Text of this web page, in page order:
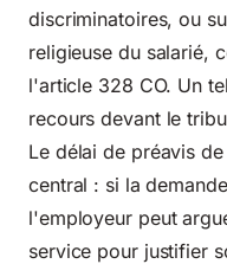
discriminatoires, ou
religieuse du salarié,
l'article 328 CO. Un
recours devant le
Le délai de préavis
central : si la
l'employeur peut
service pour justifier